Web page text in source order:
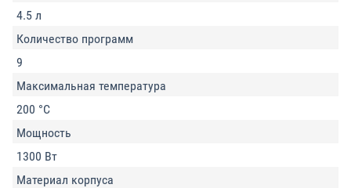
4.5 л
Количество программ
9
Максимальная температура
200 °C
Мощность
1300 Вт
Материал корпуса